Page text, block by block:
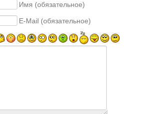
Имя (обязательное)
E-Mail (обязательное)